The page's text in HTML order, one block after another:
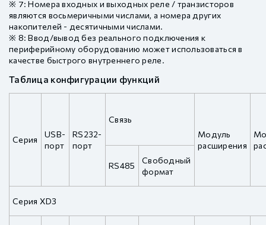
※ 7: Номера входных и выходных реле / транзисторов
являются восьмеричными числами, а номера других
накопителей - десятичными числами.
※ 8: Ввод/вывод без реального подключения к
периферийному оборудованию может использоваться в
качестве быстрого внутреннего реле.
Таблица конфигурации функций
Серия
USB-
порт
RS232-
порт
Связь
Модуль
расширения
RS485
Свободный
формат
Серия XD3